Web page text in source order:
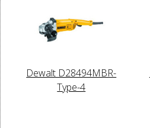
Dewalt D28494MBR-
Type-4